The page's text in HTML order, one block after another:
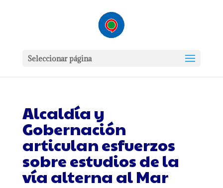
Seleccionar página
Alcaldía y
Gobernación
articulan esfuerzos
sobre estudios de la
vía alterna al Mar